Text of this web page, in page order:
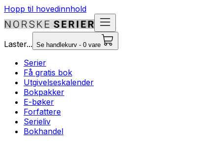
Hopp til hovedinnhold
Laster... Se handlekurv - 0 vare
Serier
Få gratis bok
Utgivelseskalender
Bokpakker
E-bøker
Forfattere
Serieliv
Bokhandel